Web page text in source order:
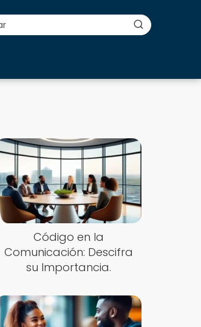
Código en la
Comunicación: Descifra
su Importancia.